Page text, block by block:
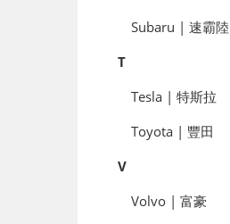
Subaru | 速霸陸
T
Tesla | 特斯拉
Toyota | 豐田
V
Volvo | 富豪